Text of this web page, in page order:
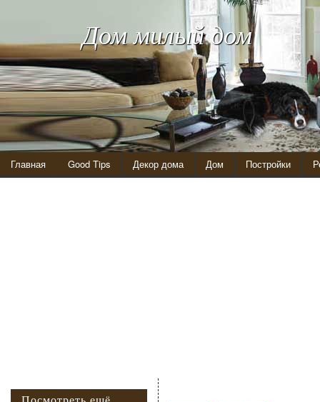
Дом милый дом
Главная Good Tips Декор дома Дом Постройки